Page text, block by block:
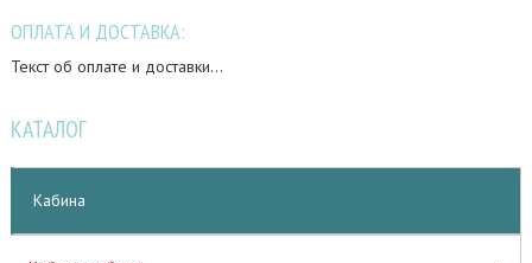
ОПЛАТА И ДОСТАВКА:
Текст об оплате и доставки...
КАТАЛОГ
Кабина